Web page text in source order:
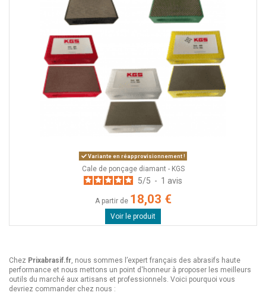
Variante en réapprovisionnement !
Cale de ponçage diamant - KGS
5/5 - 1 avis
A partir de 18,03 €
Voir le produit
Chez Prixabrasif.fr, nous sommes l’expert français des abrasifs haute
performance et nous mettons un point d'honneur à proposer les meilleurs
outils du marché aux artisans et professionnels. Voici pourquoi vous
devriez commander chez nous :